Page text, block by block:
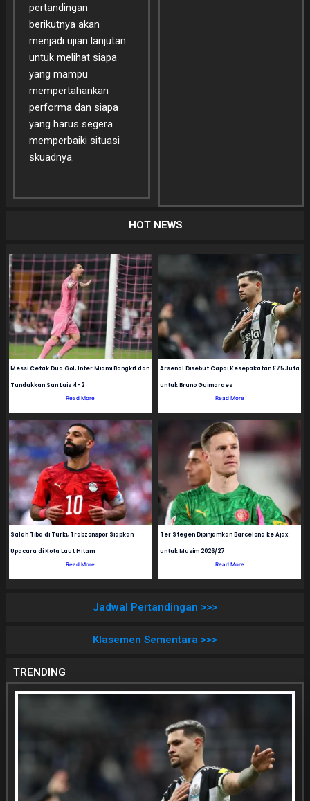
pertandingan
berikutnya akan
menjadi ujian lanjutan
untuk melihat siapa
yang mampu
mempertahankan
performa dan siapa
yang harus segera
memperbaiki situasi
skuadnya.
HOT NEWS
Messi Cetak Dua Gol, Inter Miami Bangkit dan
Tundukkan San Luis 4-2
Read More
Arsenal Disebut Capai Kesepakatan £75 Juta
untuk Bruno Guimaraes
Read More
Salah Tiba di Turki, Trabzonspor Siapkan
Upacara di Kota Laut Hitam
Read More
Ter Stegen Dipinjamkan Barcelona ke Ajax
untuk Musim 2026/27
Read More
Jadwal Pertandingan >>>
Klasemen Sementara >>>
TRENDING